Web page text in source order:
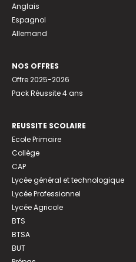
Anglais
Espagnol
Allemand
NOS OFFRES
Offre 2025-2026
Pack Réussite 4 ans
REUSSITE SCOLAIRE
Ecole Primaire
Collège
CAP
Lycée général et technologique
Lycée Professionnel
Lycée Agricole
BTS
BTSA
BUT